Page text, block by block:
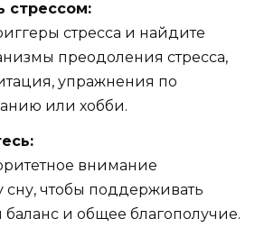
стрессом:
стресса и найдите
преодоления стресса,
упражнения по
или хобби.
внимание
сну, чтобы поддерживать
и общее благополучие.